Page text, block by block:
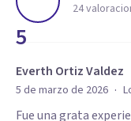
5
24
Everth Ortiz Valdez
5 de marzo de 2026 ·
Fue una grata